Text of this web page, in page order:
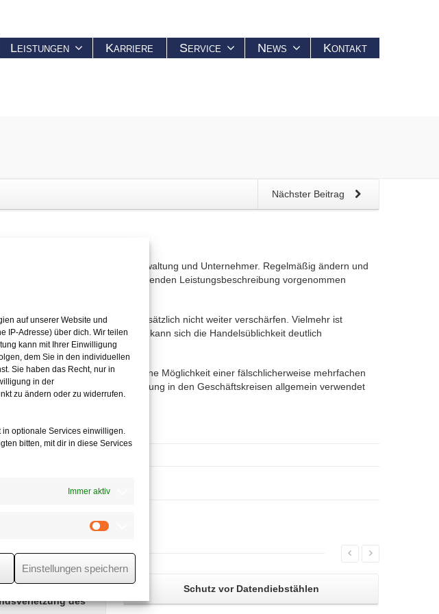
auf unserer Website und
IP-Adresse) über dich. Wir teilen
kann mit Ihrer Einwilligung
dem Sie in den individuellen
Sie haben das Recht, nur in
in der
zu ändern oder zu widerrufen.
in optionale Services einwilligen.
bitten, mit dir in diese Services
Immer aktiv
Einstellungen speichern
Leistungen Karriere Service News Kontakt
Nächster Beitrag
zwischen Finanzverwaltung und Unternehmer. Regelmäßig ändern und
(BFH) bezüglich einer ausreichenden Leistungsbeschreibung vorgenommen
Änderung beschreibt.
auf den Vorsteuerabzug grundsätzlich nicht weiter verschärfen. Vielmehr ist
denn in diesen Bereichen kann sich die Handelsüblichkeit deutlich
und zwar eindeutig und ohne Möglichkeit einer fälschlicherweise mehrfachen
entspricht und diese Bezeichnung in den Geschäftskreisen allgemein verwendet
Bezeichnung vorliegt.
des
Schutz vor Datendiebstählen